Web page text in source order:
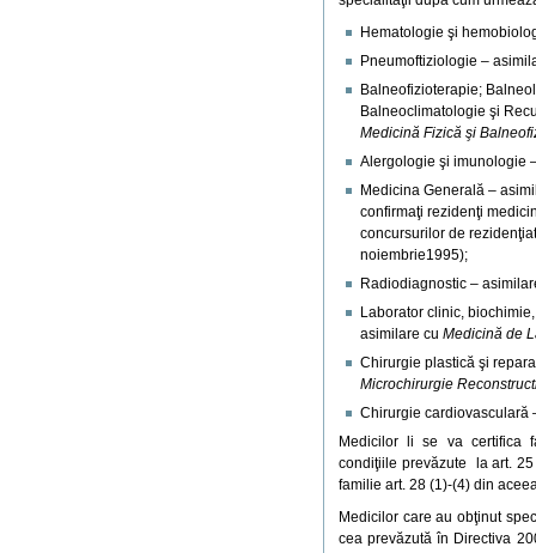
Hematologie şi
Pneumoftiziologie –
Balneofizioterapie;
Balneoclimatologie şi
Medicină Fizică şi
Alergologie şi imunologie
Medicina Generală –
confirmaţi rezidenţi
concursurilor de
noiembrie1995);
Radiodiagnostic –
Laborator clinic,
asimilare cu Medicină de
Chirurgie plastică şi
Microchirurgie
Chirurgie cardiovasculară
Medicilor li se va certifica
condiţiile prevăzute la art.
familie art. 28 (1)-(4) din
Medicilor care au obţinut
cea prevăzută în Directiva